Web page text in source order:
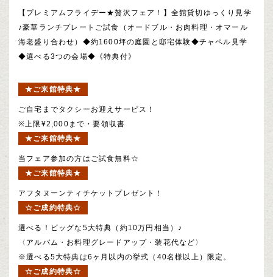
【プレミアムフライデー★贅沢フェア！】全館貸切ゆっくり見学
♪豪華ランチプレートご試食（オードブル・お肉料理・オマール
海老盛り合わせ）◆約1600坪の庭園と邸宅体験◆チャペル見学
◆選べる3つの会場◆《特典付》
★ご来館特典★
ご自宅までタクシーお迎えサービス！
※上限¥2,000まで・要領収書
★ご来館特典★
当フェア参加の方はご試食無料☆
★ご来館特典★
アフタヌーンティチケットプレゼント！
☆ご成約特典☆
選べる！ビッグな5大特典（約10万円相当）♪
〈アルバム・お料理グレードアップ・装花代など〉
※選べる5大特典は6ヶ月以内の挙式（40名様以上）限定。
☆ご成約特典☆